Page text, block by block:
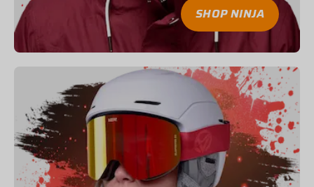
SHOP NINJA